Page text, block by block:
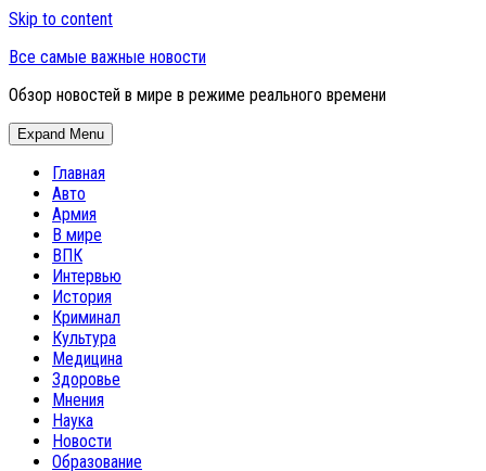
Skip to content
Все самые важные новости
Обзор новостей в мире в режиме реального времени
Expand Menu
Главная
Авто
Армия
В мире
ВПК
Интервью
История
Криминал
Культура
Медицина
Здоровье
Мнения
Наука
Новости
Образование